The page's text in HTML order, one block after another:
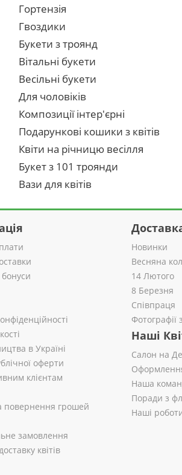
Гортензія
Гвоздики
Букети з троянд
Вітальні букети
Весільні букети
Для чоловіків
Композиції інтер'єрні
Подарункові кошики з квітів
Квіти на річницю весілля
Букет з 101 троянди
Вази для квітів
в Україні
оферти
клієнтам
повернення грошей
замовлення
квітів
Новинки
Весняна
14 Лютого
8 Березня
Співпраця
Фотографії
Наші
Салон на
Наша
Поради з
Наші